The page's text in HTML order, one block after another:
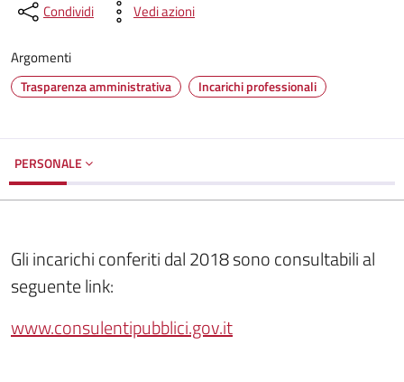
Condividi Vedi azioni
Argomenti
Trasparenza amministrativa Incarichi professionali
PERSONALE
Gli incarichi conferiti dal 2018 sono consultabili al
seguente link:
www.consulentipubblici.gov.it